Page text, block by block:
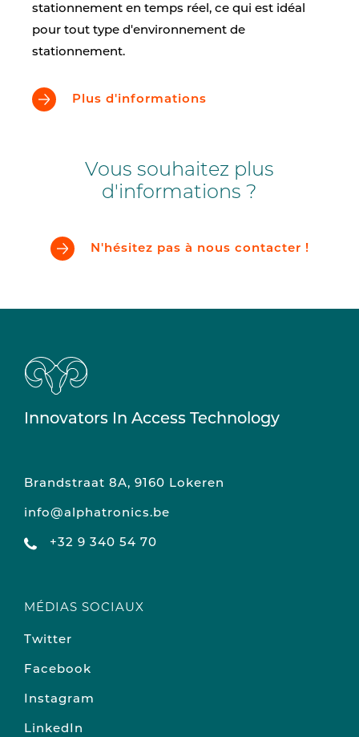
stationnement en temps réel, ce qui est idéal
pour tout type d'environnement de
stationnement.
Plus d'informations
Vous souhaitez plus
d'informations ?
N'hésitez pas à nous contacter !
Innovators In Access Technology
Brandstraat 8A, 9160 Lokeren
info@alphatronics.be
+32 9 340 54 70
MÉDIAS SOCIAUX
Twitter
Facebook
Instagram
LinkedIn